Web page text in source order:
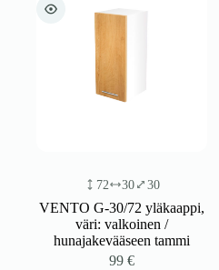
72 30 30
VENTO G-30/72 yläkaappi,
väri: valkoinen /
hunajakevääseen tammi
99€